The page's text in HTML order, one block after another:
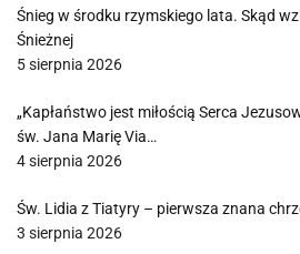
Śnieg w środku rzymskiego lata. Skąd
Śnieżnej
5 sierpnia 2026
„Kapłaństwo jest miłością Serca
św. Jana Marię Via…
4 sierpnia 2026
Św. Lidia z Tiatyry – pierwsza znana
3 sierpnia 2026